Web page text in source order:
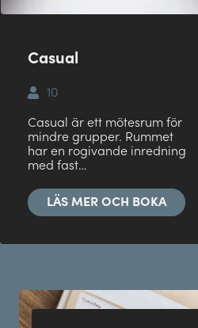
Casual
10
Casual är ett mötesrum för
mindre grupper. Rummet
har en rogivande inredning
med fast…
LÄS MER OCH BOKA